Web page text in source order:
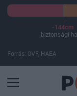
-144cm
biztonsági
Forrás: OVF, HAEA